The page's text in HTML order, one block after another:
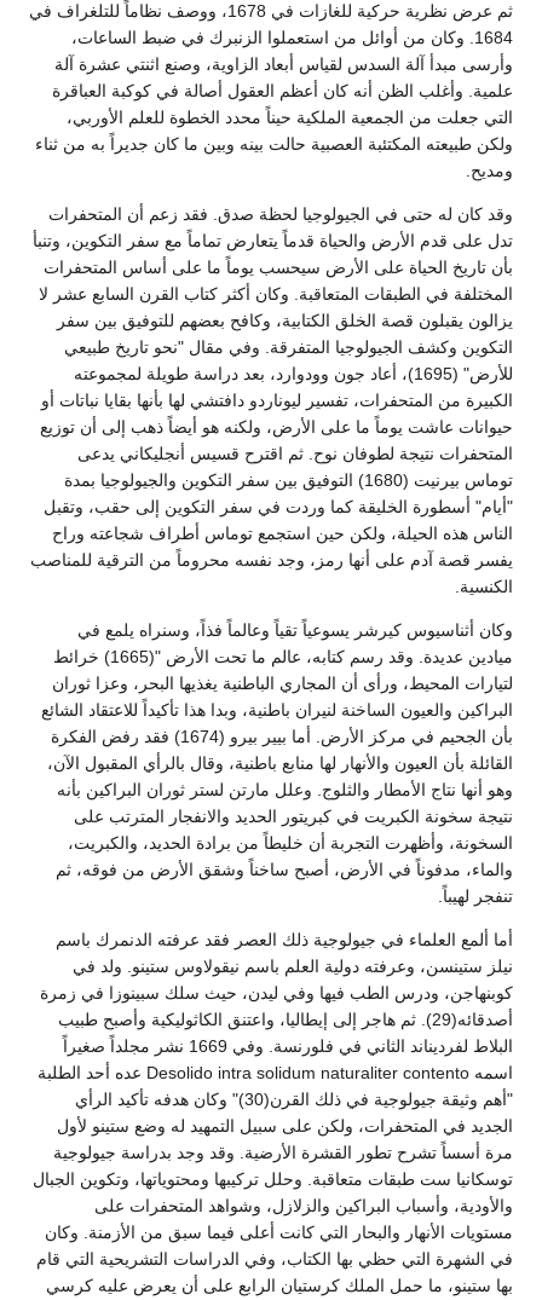
ثم عرض نظرية حركية للغازات في 1678، ووصف نظاماً للتلغراف في
1684. وكان من أوائل من استعملوا الزنبرك في ضبط الساعات،
وأرسى مبدأ آلة السدس لقياس أبعاد الزاوية، وصنع اثنتي عشرة آلة
علمية. وأغلب الظن أنه كان أعظم العقول أصالة في كوكبة العباقرة
التي جعلت من الجمعية الملكية حيناً محدد الخطوة للعلم الأوربي،
ولكن طبيعته المكتئبة العصبية حالت بينه وبين ما كان جديراً به من ثناء
ومديح.
وقد كان له حتى في الجيولوجيا لحظة صدق. فقد زعم أن المتحفرات
تدل على قدم الأرض والحياة قدماً يتعارض تماماً مع سفر التكوين، وتنبأ
بأن تاريخ الحياة على الأرض سيحسب يوماً ما على أساس المتحفرات
المختلفة في الطبقات المتعاقبة. وكان أكثر كتاب القرن السابع عشر لا
يزالون يقبلون قصة الخلق الكتابية، وكافح بعضهم للتوفيق بين سفر
التكوين وكشف الجيولوجيا المتفرقة. وفي مقال "نحو تاريخ طبيعي
للأرض" (1695)، أعاد جون وودوارد، بعد دراسة طويلة لمجموعته
الكبيرة من المتحفرات، تفسير ليوناردو دافتشي لها بأنها بقايا نباتات أو
حيوانات عاشت يوماً ما على الأرض، ولكنه هو أيضاً ذهب إلى أن توزيع
المتحفرات نتيجة لطوفان نوح. ثم اقترح قسيس أنجليكاني يدعى
توماس بيرنيت (1680) التوفيق بين سفر التكوين والجيولوجيا بمدة
"أيام" أسطورة الخليقة كما وردت في سفر التكوين إلى حقب، وتقبل
الناس هذه الحيلة، ولكن حين استجمع توماس أطراف شجاعته وراح
يفسر قصة آدم على أنها رمز، وجد نفسه محروماً من الترقية للمناصب
الكنسية.
وكان أثناسيوس كيرشر يسوعياً تقياً وعالماً فذاً، وسنراه يلمع في
ميادين عديدة. وقد رسم كتابه، عالم ما تحت الأرض "(1665) خرائط
لتيارات المحيط، ورأى أن المجاري الباطنية يغذيها البحر، وعزا ثوران
البراكين والعيون الساخنة لنيران باطنية، وبدا هذا تأكيداً للاعتقاد الشائع
بأن الجحيم في مركز الأرض. أما بيير بيرو (1674) فقد رفض الفكرة
القائلة بأن العيون والأنهار لها منابع باطنية، وقال بالرأي المقبول الآن،
وهو أنها نتاج الأمطار والثلوج. وعلل مارتن لستر ثوران البراكين بأنه
نتيجة سخونة الكبريت في كبريتور الحديد والانفجار المترتب على
السخونة، وأظهرت التجربة أن خليطاً من برادة الحديد، والكبريت،
والماء، مدفوناً في الأرض، أصبح ساخناً وشقق الأرض من فوقه، ثم
تنفجر لهيباً.
أما ألمع العلماء في جيولوجية ذلك العصر فقد عرفته الدنمرك باسم
نيلز ستينسن، وعرفته دولية العلم باسم نيقولاوس ستينو. ولد في
كوبنهاجن، ودرس الطب فيها وفي ليدن، حيث سلك سبينوزا في زمرة
أصدقائه(29). ثم هاجر إلى إيطاليا، واعتنق الكاثوليكية وأصبح طبيب
البلاط لفرديناند الثاني في فلورنسة. وفي 1669 نشر مجلداً صغيراً
اسمه Desolido intra solidum naturaliter contento عده أحد الطلبة
"أهم وثيقة جيولوجية في ذلك القرن(30)" وكان هدفه تأكيد الرأي
الجديد في المتحفرات، ولكن على سبيل التمهيد له وضع ستينو لأول
مرة أسساً تشرح تطور القشرة الأرضية. وقد وجد بدراسة جيولوجية
توسكانيا ست طبقات متعاقبة. وحلل تركيبها ومحتوياتها، وتكوين الجبال
والأودية، وأسباب البراكين والزلازل، وشواهد المتحفرات على
مستويات الأنهار والبحار التي كانت أعلى فيما سبق من الأزمنة. وكان
في الشهرة التي حظي بها الكتاب، وفي الدراسات التشريحية التي قام
بها ستينو، ما حمل الملك كرستيان الرابع على أن يعرض عليه كرسي